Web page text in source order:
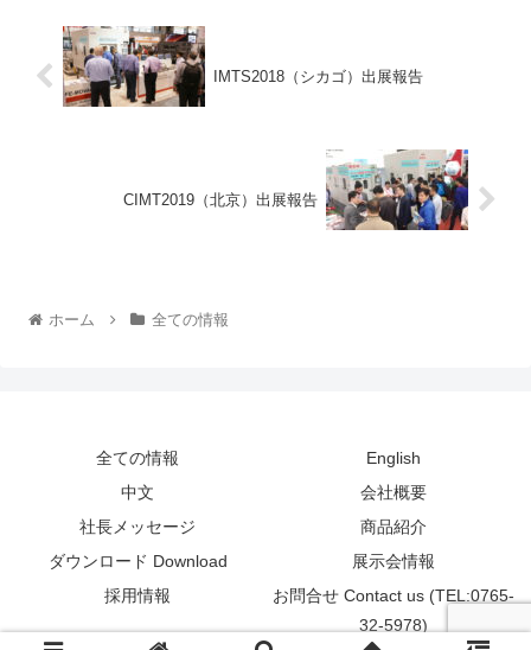
IMTS2018（シカゴ）出展報告
CIMT2019（北京）出展報告
ホーム 全ての情報
全ての情報
English
中文
会社概要
社長メッセージ
商品紹介
ダウンロード Download
展示会情報
採用情報
お問合せ Contact us (TEL:0765-
32-5978)